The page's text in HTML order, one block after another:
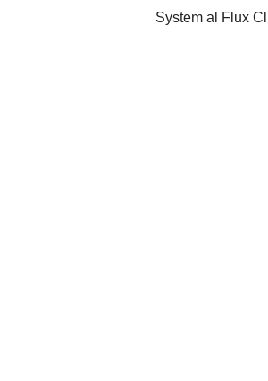
System al Flux